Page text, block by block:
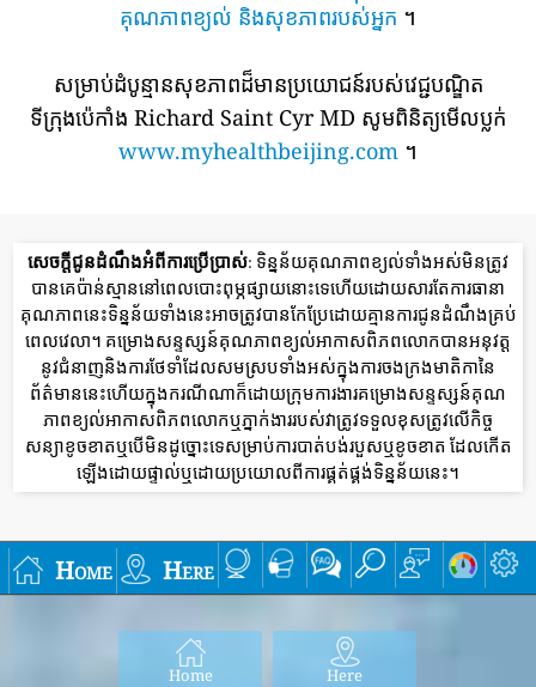
គុណភាពខ្យល់ និងសុខភាពរបស់អ្នក ។
សម្រាប់ដំបូន្មានសុខភាពដ៏មានប្រយោជន៍របស់វេជ្ជបណ្ឌិត
ទីក្រុងប៉េកាំង Richard Saint Cyr MD សូមពិនិត្យមើលប្លក់
www.myhealthbeijing.com ។
សេចក្តីជូនដំណឹងអំពីការប្រើប្រាស់: ទិន្នន័យគុណភាពខ្យល់ទាំងអស់មិនត្រូវ
បានគេប៉ាន់ស្មាននៅពេលបោះពុម្ភផ្សាយនោះទេហើយដោយសារតែការធានា
គុណភាពនេះទិន្នន័យទាំងនេះអាចត្រូវបានកែប្រែដោយគ្មានការជូនដំណឹងគ្រប់
ពេលវេលា។ គម្រោងសន្ទស្សន៍គុណភាពខ្យល់អាកាសពិភពលោកបានអនុវត្ត
នូវជំនាញនិងការថែទាំដែលសមស្របទាំងអស់ក្នុងការចងក្រងមាតិកានៃ
ព័ត៌មាននេះហើយក្នុងករណីណាក៏ដោយក្រុមការងារគម្រោងសន្ទស្សន៍គុណ
ភាពខ្យល់អាកាសពិភពលោកឬភ្នាក់ងាររបស់វាត្រូវទទួលខុសត្រូវលើកិច្ច
សន្យាខូចខាតឬបើមិនដូច្នោះទេសម្រាប់ការបាត់បង់របួសឬខូចខាត ដែលកើត
ឡើងដោយផ្ទាល់ឬដោយប្រយោលពីការផ្គត់ផ្គង់ទិន្នន័យនេះ។
Home Here
Home Here